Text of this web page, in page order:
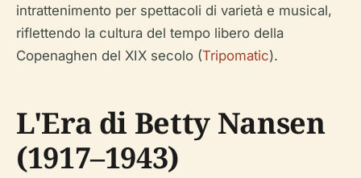
intrattenimento per spettacoli di varietà e musical,
riflettendo la cultura del tempo libero della
Copenaghen del XIX secolo (Tripomatic).
L'Era di Betty Nansen
(1917–1943)